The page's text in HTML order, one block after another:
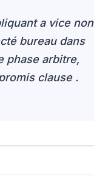
a vice non
bureau dans
phase arbitre,
clause .